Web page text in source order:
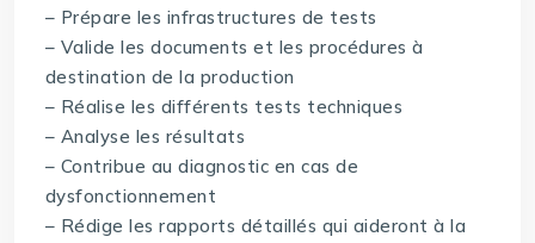
– Prépare les infrastructures de tests
– Valide les documents et les procédures à
destination de la production
– Réalise les différents tests techniques
– Analyse les résultats
– Contribue au diagnostic en cas de
dysfonctionnement
– Rédige les rapports détaillés qui aideront à la